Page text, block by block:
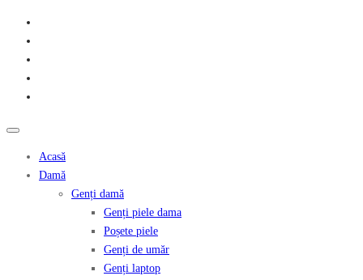
Acasă
Damă
Genți damă
Genți piele dama
Poșete piele
Genți de umăr
Genți laptop